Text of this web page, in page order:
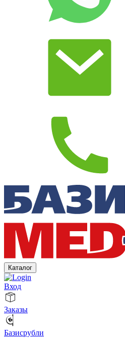
Каталог
Вход
Заказы
Базисрубли